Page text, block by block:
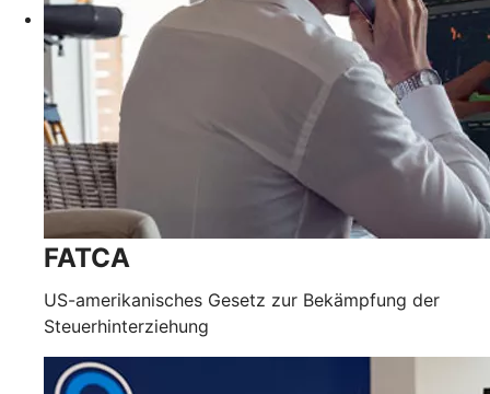
FATCA
US-amerikanisches Gesetz zur Bekämpfung der
Steuerhinterziehung